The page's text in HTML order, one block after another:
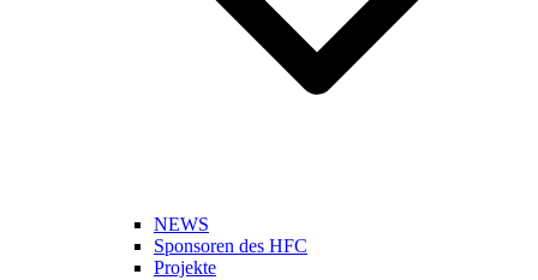
NEWS
Sponsoren des HFC
Projekte